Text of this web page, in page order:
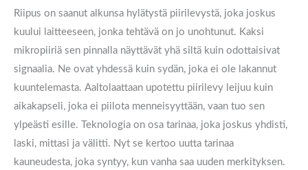
Riipus on saanut alkunsa hylätystä piirilevystä, joka joskus
kuului laitteeseen, jonka tehtävä on jo unohtunut. Kaksi
mikropiiriä sen pinnalla näyttävät yhä siltä kuin odottaisivat
signaalia. Ne ovat yhdessä kuin sydän, joka ei ole lakannut
kuuntelemasta. Aaltolaattaan upotettu piirilevy leijuu kuin
aikakapseli, joka ei piilota menneisyyttään, vaan tuo sen
ylpeästi esille. Teknologia on osa tarinaa, joka joskus yhdisti,
laski, mittasi ja välitti. Nyt se kertoo uutta tarinaa
kauneudesta, joka syntyy, kun vanha saa uuden merkityksen.